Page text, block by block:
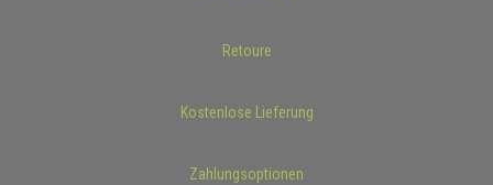
Retoure
Kostenlose Lieferung
Zahlungsoptionen